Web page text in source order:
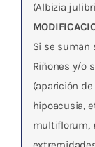
(Albizia
Si se suman
Riñones y/o
(aparición
hipoacusia,
multiflorum,